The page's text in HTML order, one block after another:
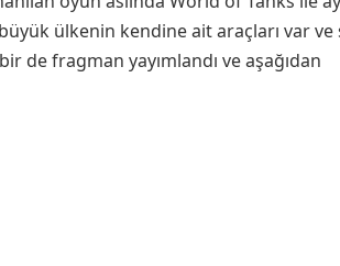
ülkenin kendine ait araçları var ve
de fragman yayımlandı ve aşağıdan